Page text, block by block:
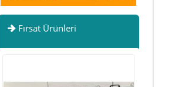
Fırsat Ürünleri